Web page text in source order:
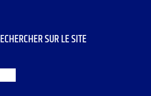
SUR LE SITE